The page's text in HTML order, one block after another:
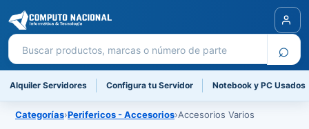
Buscar productos ⌕
Alquiler Servidores Configura tu Servidor Notebook y PC Usados
Categorías›Perifericos - Accesorios›Accesorios Varios